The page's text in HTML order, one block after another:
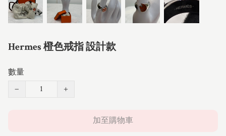
Hermes 橙色戒指 設計款
數量
−
+
加至購物車